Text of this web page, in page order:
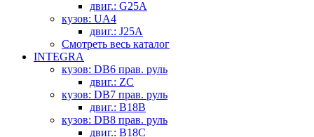
двиг.: G25A
кузов: UA4
двиг.: J25A
Смотреть весь каталог
INTEGRA
кузов: DB6 прав. руль
двиг.: ZC
кузов: DB7 прав. руль
двиг.: B18B
кузов: DB8 прав. руль
двиг.: B18C